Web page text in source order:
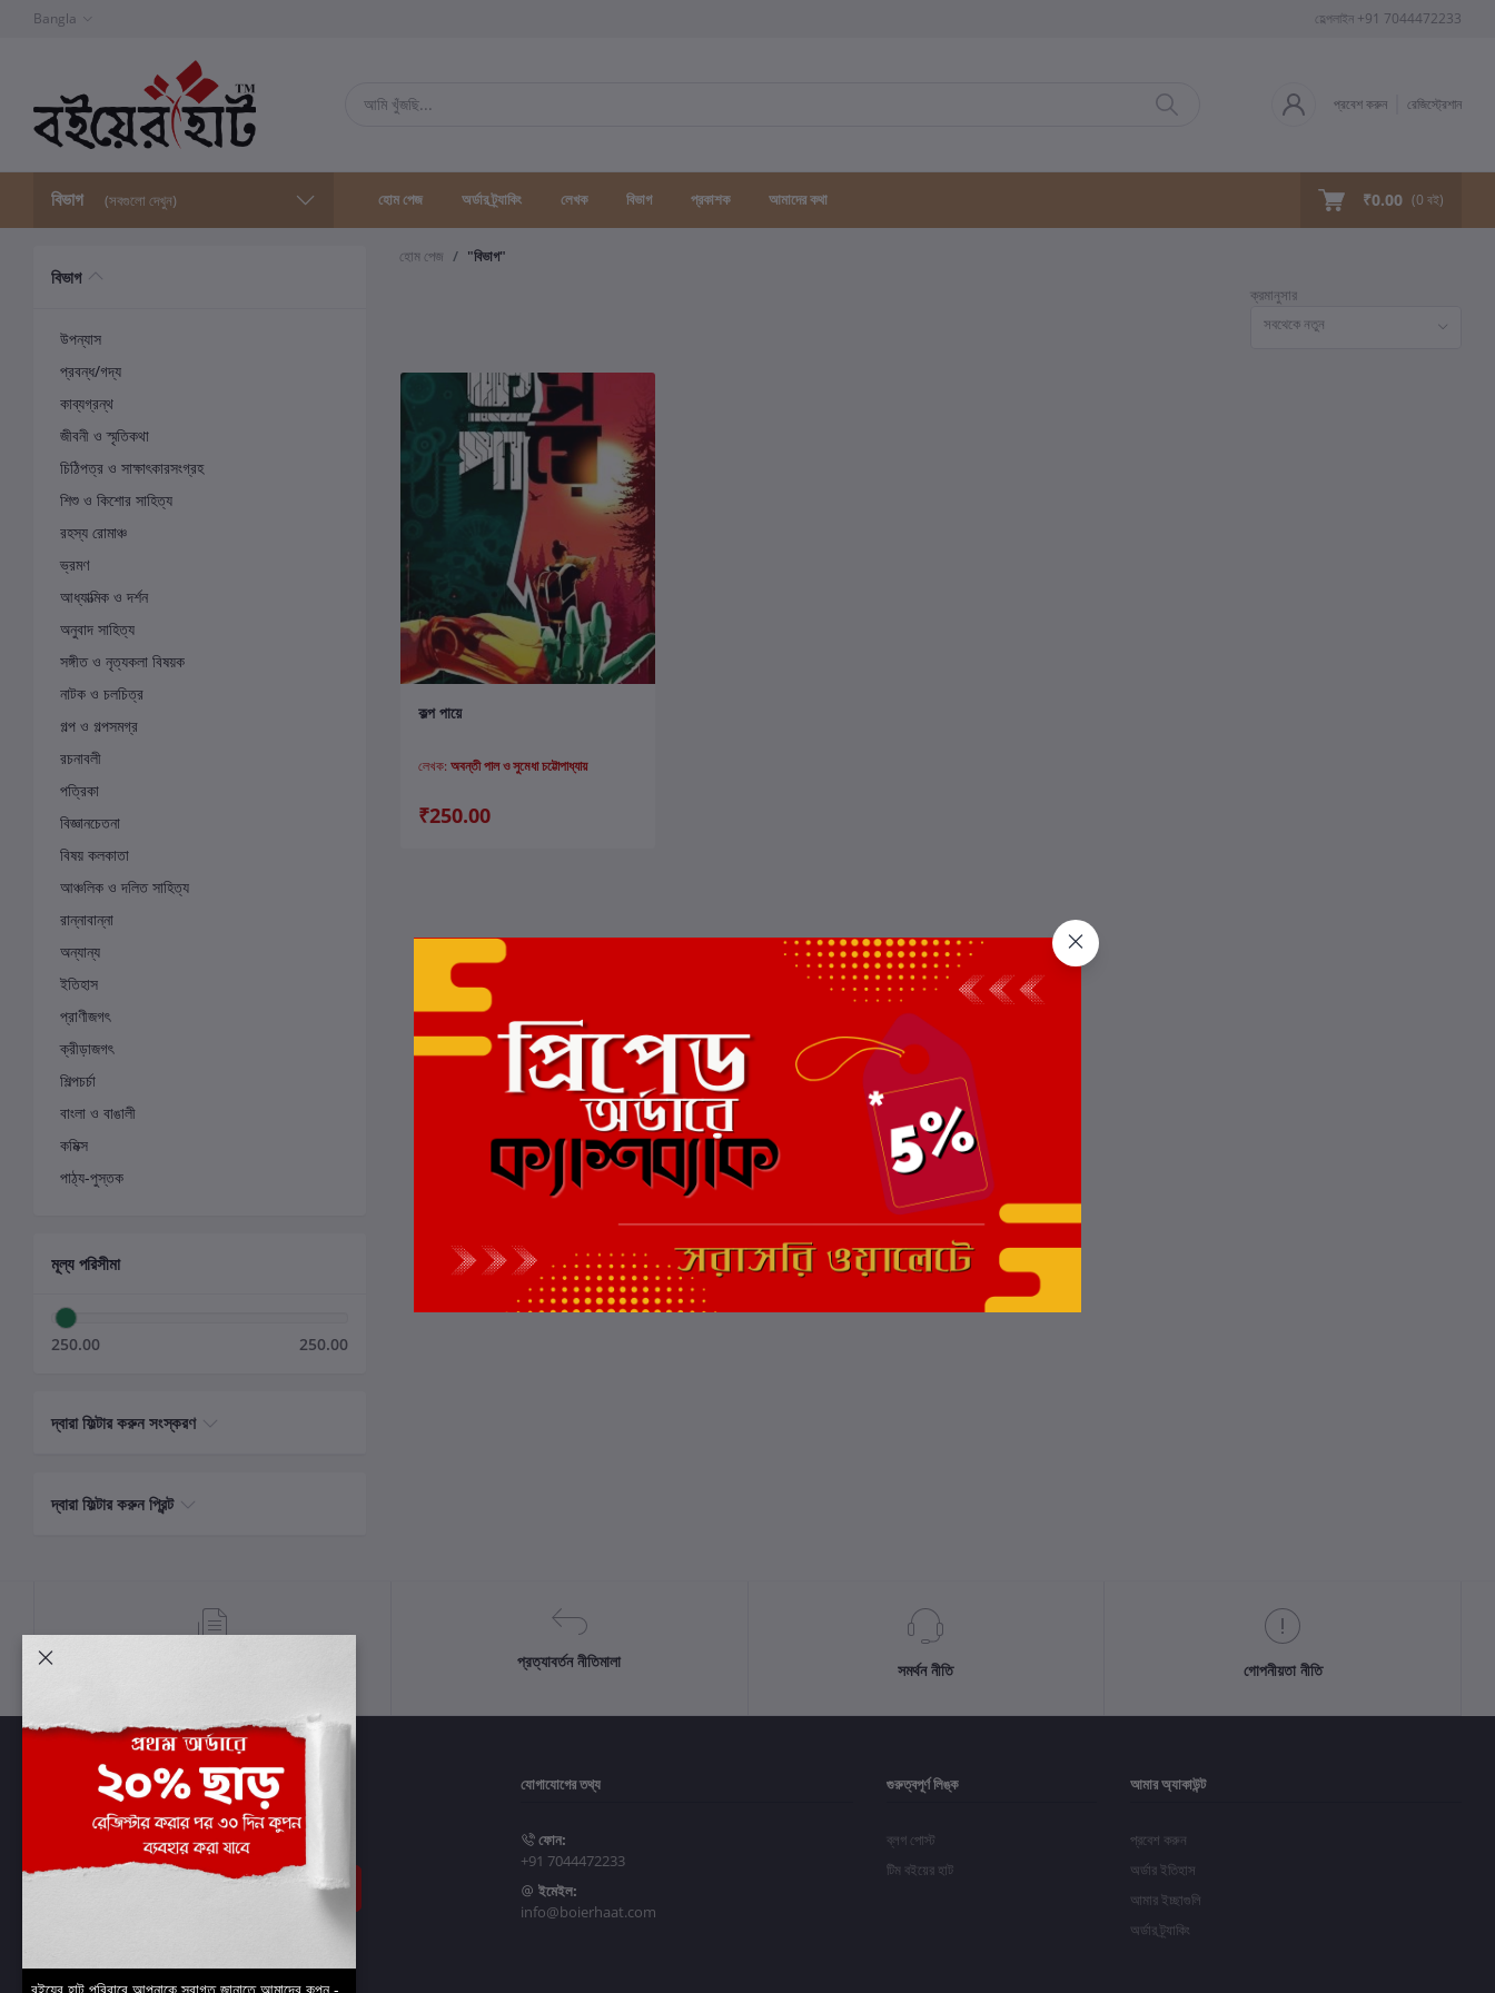
Bangla হেল্পলাইন +91 7044472233
প্রবেশ করুন রেজিস্ট্রেশান
বিভাগ (সবগুলো দেখুন) হোম পেজ অর্ডার ট্র্যাকিং লেখক বিভাগ প্রকাশক আমাদের কথা ₹0.00 (0 বই)
বিভাগ
উপন্যাস
প্রবন্ধ/গদ্য
কাব্যগ্রন্থ
জীবনী ও স্মৃতিকথা
চিঠিপত্র ও সাক্ষাৎকারসংগ্রহ
শিশু ও কিশোর সাহিত্য
রহস্য রোমাঞ্চ
ভ্রমণ
আধ্যাত্মিক ও দর্শন
অনুবাদ সাহিত্য
সঙ্গীত ও নৃত্যকলা বিষয়ক
নাটক ও চলচিত্র
গল্প ও গল্পসমগ্র
রচনাবলী
পত্রিকা
বিজ্ঞানচেতনা
বিষয় কলকাতা
আঞ্চলিক ও দলিত সাহিত্য
রান্নাবান্না
অন্যান্য
ইতিহাস
প্রাণীজগৎ
ক্রীড়াজগৎ
শিল্পচর্চা
বাংলা ও বাঙালী
কমিক্স
পাঠ্য-পুস্তক
মূল্য পরিসীমা
250.00 250.00
দ্বারা ফিল্টার করুন সংস্করণ
দ্বারা ফিল্টার করুন প্রিন্ট
হোম পেজ
"বিভাগ"
ক্রমানুসার
সবথেকে নতুন
কল্প পায়ে
লেখক: অবন্তী পাল ও সুমেধা চট্টোপাধ্যায়
₹250.00
প্রত্যাবর্তন নীতিমালা সমর্থন নীতি গোপনীয়তা নীতি
সাবস্ক্রাইব
যোগাযোগের তথ্য
ফোন:
+91 7044472233
ইমেইল:
info@boierhaat.com
গুরুত্বপূর্ণ লিঙ্ক
ব্লগ পোস্ট
টিম বইয়ের হাট
আমার অ্যাকাউন্ট
প্রবেশ করুন
অর্ডার ইতিহাস
আমার ইচ্ছাগুলি
অর্ডার ট্র্যাকিং